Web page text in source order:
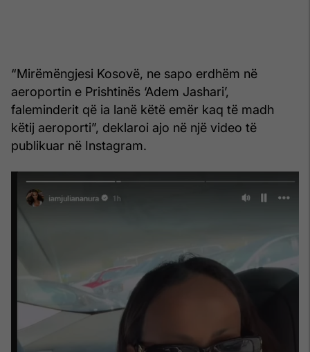
“Mirëmëngjesi Kosovë, ne sapo erdhëm në
aeroportin e Prishtinës ‘Adem Jashari’,
faleminderit që ia lanë këtë emër kaq të madh
këtij aeroporti”, deklaroi ajo në një video të
publikuar në Instagram.